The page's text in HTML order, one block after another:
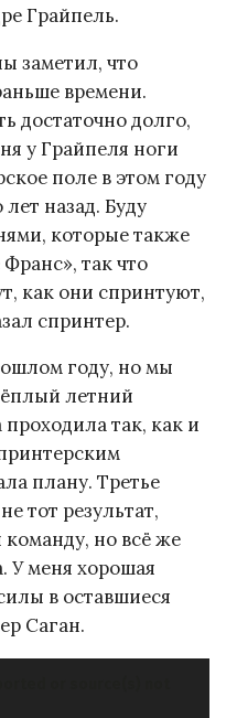
Грайпель.
заметил, что
времени.
достаточно долго,
у Грайпеля ноги
поле в этом году
назад. Буду
которые также
так что
как они спринтуют,
спринтер.
году, но мы
летний
так, как и
плану. Третье
тот результат,
команду, но всё же
У меня хорошая
в оставшиеся
Саган.